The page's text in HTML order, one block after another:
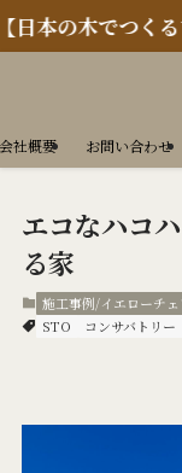
木でつくる古くて
会社概要 お問い合わせ
エコなハコ
る家
施工事例/イエローチ
STO
コンサバトリー